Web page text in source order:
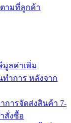
ามที่ลูกค้า
มูลค่าเพิ่ม
ทำการ หลังจาก
การจัดส่งสินค้า 7-
สั่งซื้อ